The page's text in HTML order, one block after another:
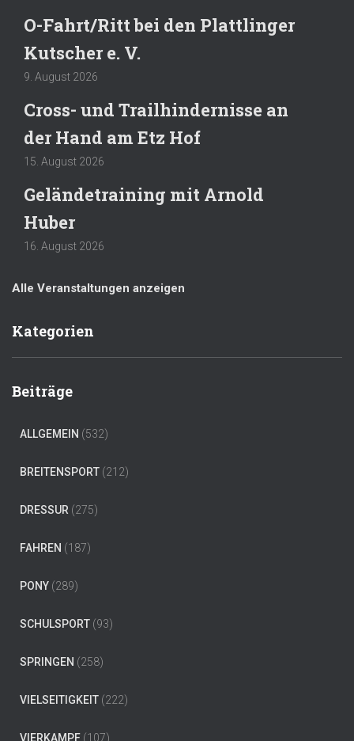
O-Fahrt/Ritt bei den Plattlinger
Kutscher e. V.
9. August 2026
Cross- und Trailhindernisse an
der Hand am Etz Hof
15. August 2026
Geländetraining mit Arnold
Huber
16. August 2026
Alle Veranstaltungen anzeigen
Kategorien
Beiträge
ALLGEMEIN (532)
BREITENSPORT (212)
DRESSUR (275)
FAHREN (187)
PONY (289)
SCHULSPORT (93)
SPRINGEN (258)
VIELSEITIGKEIT (222)
VIERKAMPF (107)